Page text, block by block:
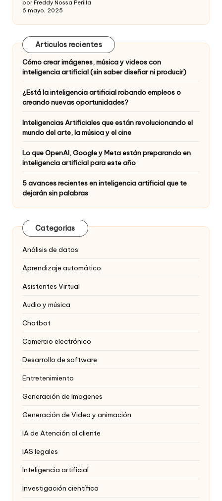
por Freddy Nossa Perilla
6 mayo, 2025
Articulos recientes
Cómo crear imágenes, música y videos con
inteligencia artificial (sin saber diseñar ni producir)
¿Está la inteligencia artificial robando empleos o
creando nuevas oportunidades?
Inteligencias Artificiales que están revolucionando el
mundo del arte, la música y el cine
Lo que OpenAI, Google y Meta están preparando en
inteligencia artificial para este año
5 avances recientes en inteligencia artificial que te
dejarán sin palabras
Categorias
Análisis de datos
Aprendizaje automático
Asistentes Virtual
Audio y música
Chatbot
Comercio electrónico
Desarrollo de software
Entretenimiento
Generación de Imagenes
Generación de Video y animación
IA de Atención al cliente
IAS legales
Inteligencia artificial
Investigación científica